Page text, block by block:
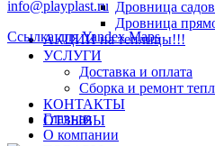
Дровница
Дровница
АКЦИИ на теплицы!!!
УСЛУГИ
Доставка и оплата
Сборка и ремонт
КОНТАКТЫ
ОТЗЫВЫ
info@playplast.ru
Ссылка для Yandex Maps
Главная
О компании